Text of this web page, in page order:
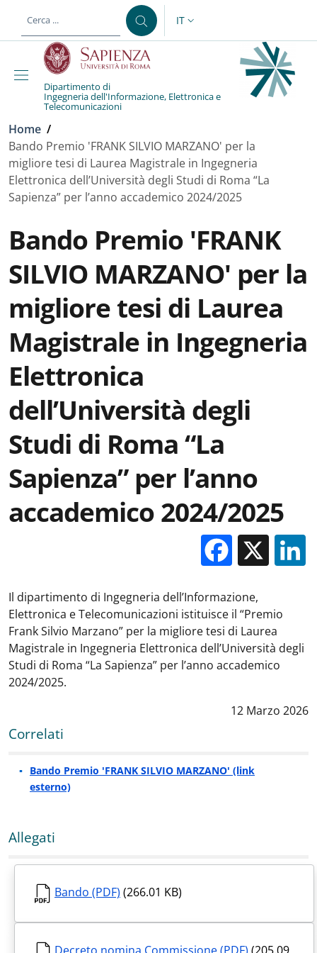
al contenuto principale
SELETTORE LINGUA:
IT
Dipartimento di
Ingegneria dell'Informazione, Elettronica e
Telecomunicazioni
Briciole di pane
Home /
Bando Premio 'FRANK SILVIO MARZANO' per la
migliore tesi di Laurea Magistrale in Ingegneria
Elettronica dell’Università degli Studi di Roma “La
Sapienza” per l’anno accademico 2024/2025
Bando Premio 'FRANK
SILVIO MARZANO' per la
migliore tesi di Laurea
Magistrale in Ingegneria
Elettronica
dell’Università degli
Studi di Roma “La
Sapienza” per l’anno
accademico 2024/2025
X
Il dipartimento di Ingegneria dell’Informazione,
Elettronica e Telecomunicazioni istituisce il “Premio
Frank Silvio Marzano” per la migliore tesi di Laurea
Magistrale in Ingegneria Elettronica dell’Università degli
Studi di Roma “La Sapienza” per l’anno accademico
2024/2025.
Data notizia:
12 Marzo 2026
Correlati
Bando Premio 'FRANK SILVIO MARZANO' (link
esterno)
Allegati
Bando (PDF) (266.01 KB)